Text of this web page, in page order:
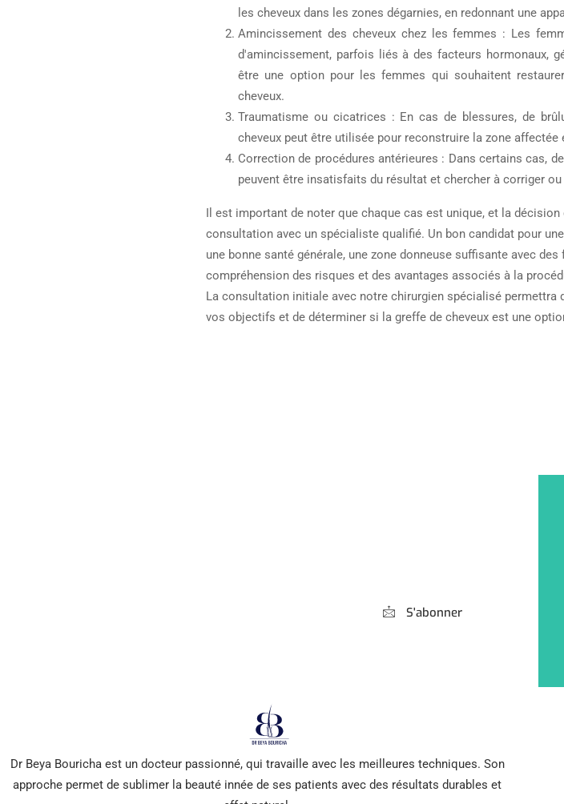
les cheveux dans les zones dégarnies, en redonnant une
Amincissement des cheveux chez les femmes : Les
d'amincissement, parfois liés à des facteurs hormonaux,
être une option pour les femmes qui souhaitent
cheveux.
Traumatisme ou cicatrices : En cas de blessures, de
cheveux peut être utilisée pour reconstruire la zone
Correction de procédures antérieures : Dans certains cas,
peuvent être insatisfaits du résultat et chercher à corriger
Il est important de noter que chaque cas est unique, et la
consultation avec un spécialiste qualifié. Un bon candidat pour
une bonne santé générale, une zone donneuse suffisante avec
compréhension des risques et des avantages associés à la
La consultation initiale avec notre chirurgien spécialisé permettra
vos objectifs et de déterminer si la greffe de cheveux est une
S'abonner
Dr Beya Bouricha est un docteur passionné, qui travaille avec les meilleures techniques. Son
approche permet de sublimer la beauté innée de ses patients avec des résultats durables et